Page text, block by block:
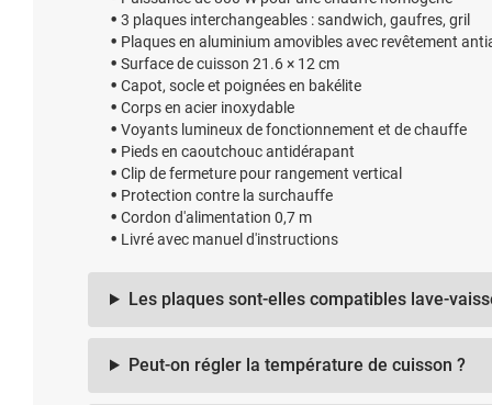
3 plaques interchangeables : sandwich, gaufres, gril
Plaques en aluminium amovibles avec revêtement
Surface de cuisson 21.6 × 12 cm
Capot, socle et poignées en bakélite
Corps en acier inoxydable
Voyants lumineux de fonctionnement et de chauffe
Pieds en caoutchouc antidérapant
Clip de fermeture pour rangement vertical
Protection contre la surchauffe
Cordon d'alimentation 0,7 m
Livré avec manuel d'instructions
Les plaques sont-elles compatibles lave-
Peut-on régler la température de cuisson ?